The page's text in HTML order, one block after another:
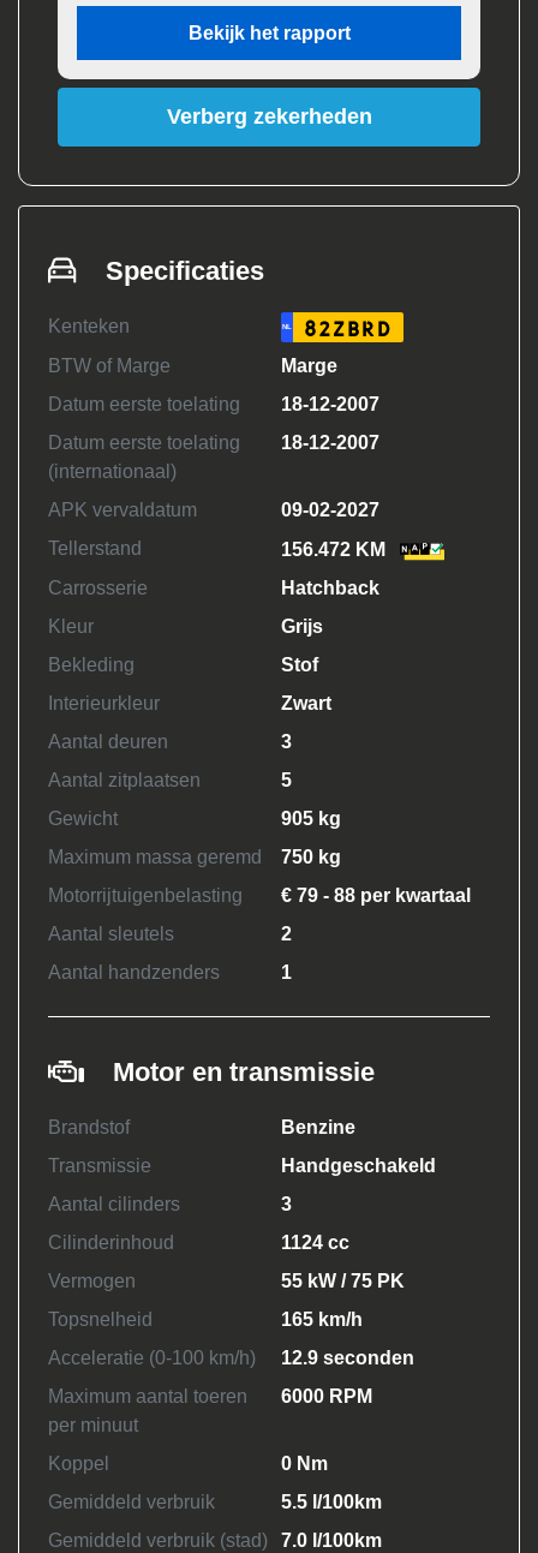
Bekijk het rapport
Verberg zekerheden
Specificaties
Kenteken NL 82ZBRD
BTW of Marge
Marge
Datum eerste toelating
18-12-2007
Datum eerste toelating
(internationaal)
18-12-2007
APK vervaldatum
09-02-2027
Tellerstand
156.472 KM
Carrosserie
Hatchback
Kleur
Grijs
Bekleding
Stof
Interieurkleur
Zwart
Aantal deuren
3
Aantal zitplaatsen
5
Gewicht
905 kg
Maximum massa geremd
750 kg
Motorrijtuigenbelasting
€ 79 - 88 per kwartaal
Aantal sleutels
2
Aantal handzenders
1
Motor en transmissie
Brandstof
Benzine
Transmissie
Handgeschakeld
Aantal cilinders
3
Cilinderinhoud
1124 cc
Vermogen
55 kW / 75 PK
Topsnelheid
165 km/h
Acceleratie (0-100 km/h)
12.9 seconden
Maximum aantal toeren
per minuut
6000 RPM
Koppel
0 Nm
Gemiddeld verbruik
5.5 l/100km
Gemiddeld verbruik (stad)
7.0 l/100km